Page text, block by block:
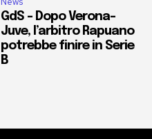
GdS – Dopo Verona-
Juve, l’arbitro Rapuano
potrebbe finire in Serie
B